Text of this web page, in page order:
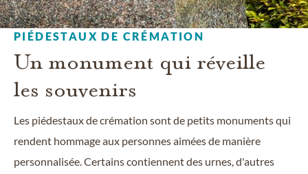
PIÉDESTAUX DE CRÉMATION
Un monument qui réveille
les souvenirs
Les piédestaux de crémation sont de petits monuments qui
rendent hommage aux personnes aimées de manière
personnalisée. Certains contiennent des urnes, d'autres